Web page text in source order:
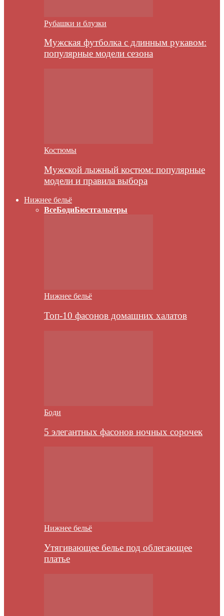
Рубашки и блузки
Мужская футболка с длинным рукавом:
популярные модели сезона
Костюмы
Мужской лыжный костюм: популярные
модели и правила выбора
Нижнее бельё
ВсеБодиБюстгальтеры
Нижнее бельё
Топ-10 фасонов домашних халатов
Боди
5 элегантных фасонов ночных сорочек
Нижнее бельё
Утягивающее белье под облегающее
платье